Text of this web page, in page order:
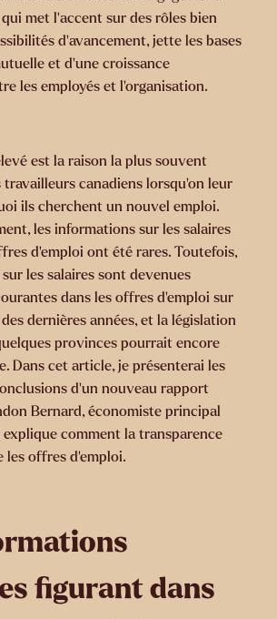
met l'accent sur des rôles bien
d'avancement, jette les bases
et d'une croissance
les employés et l'organisation.
est la raison la plus souvent
travailleurs canadiens lorsqu'on leur
ils cherchent un nouvel emploi.
les informations sur les salaires
d'emploi ont été rares. Toutefois,
les salaires sont devenues
dans les offres d'emploi sur
dernières années, et la législation
provinces pourrait encore
Dans cet article, je présenterai les
d'un nouveau rapport
Bernard, économiste principal
explique comment la transparence
les offres d'emploi.
figurant dans